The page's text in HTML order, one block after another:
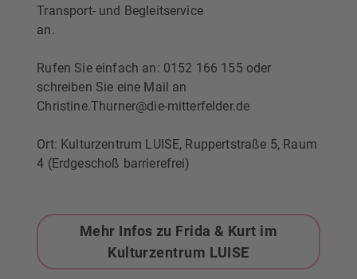
Transport- und Begleitservice
an.
Rufen Sie einfach an: 0152 166 155 oder
schreiben Sie eine Mail an
Christine.Thurner@die-mitterfelder.de
Ort: Kulturzentrum LUISE, Ruppertstraße 5, Raum
4 (Erdgeschoß barrierefrei)
Mehr Infos zu Frida & Kurt im
Kulturzentrum LUISE